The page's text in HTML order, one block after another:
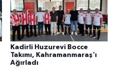
Kadirli Huzurevi Bocce
Takımı, Kahramanmaraş'ı
Ağırladı